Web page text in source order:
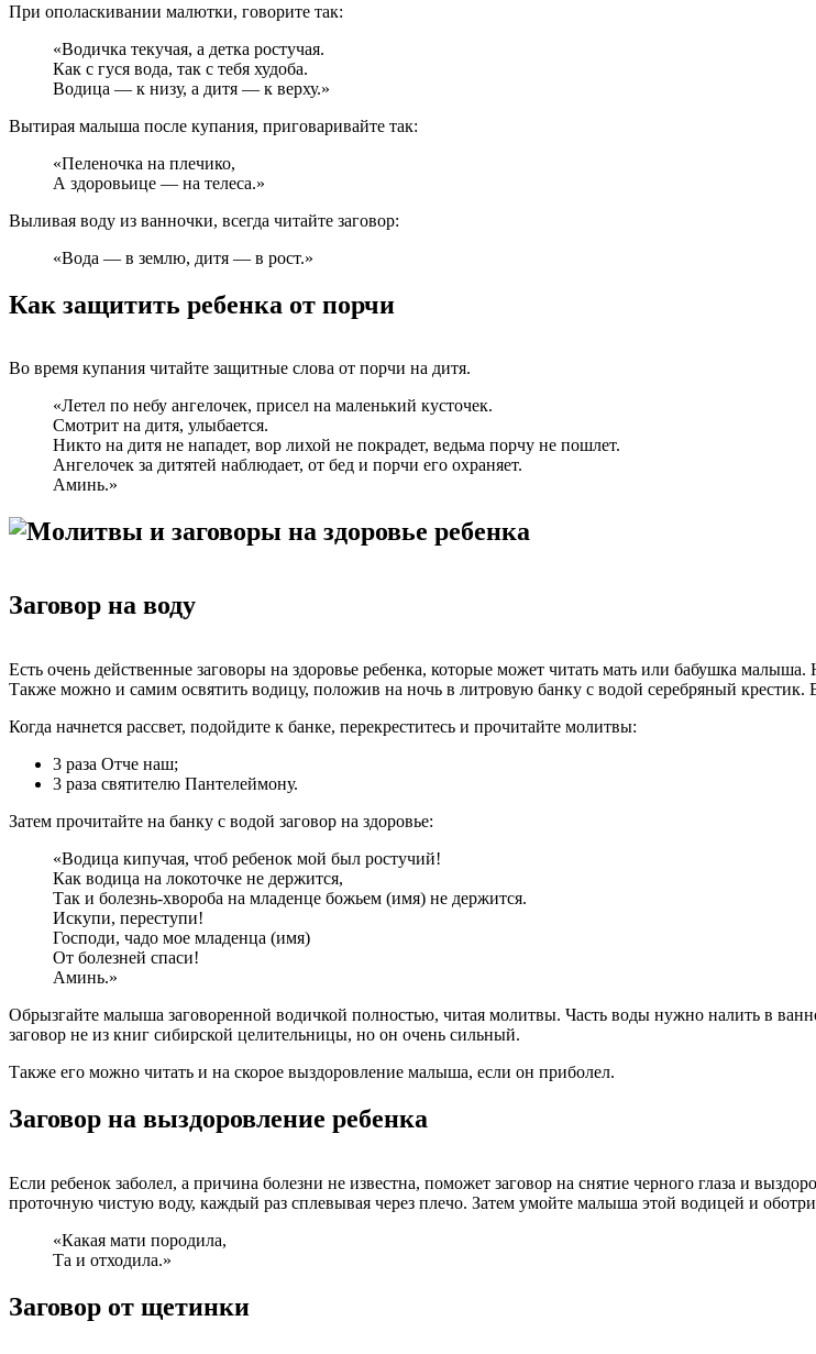
При ополаскивании малютки, говорите так:
«Водичка текучая, а детка ростучая.
Как с гуся вода, так с тебя худоба.
Водица — к низу, а дитя — к верху.»
Вытирая малыша после купания, приговаривайте так:
«Пеленочка на плечико,
А здоровьице — на телеса.»
Выливая воду из ванночки, всегда читайте заговор:
«Вода — в землю, дитя — в рост.»
Как защитить ребенка от порчи
Во время купания читайте защитные слова от порчи на дитя.
«Летел по небу ангелочек, присел на маленький кусточек.
Смотрит на дитя, улыбается.
Никто на дитя не нападет, вор лихой не покрадет, ведьма порчу не пошлет.
Ангелочек за дитятей наблюдает, от бед и порчи его охраняет.
Аминь.»
Заговор на воду
Есть очень действенные заговоры на здоровье ребенка, которые может читать мать или бабушка
Также можно и самим освятить водицу, положив на ночь в литровую банку с водой серебряный
Когда начнется рассвет, подойдите к банке, перекреститесь и прочитайте молитвы:
3 раза Отче наш;
3 раза святителю Пантелеймону.
Затем прочитайте на банку с водой заговор на здоровье:
«Водица кипучая, чтоб ребенок мой был ростучий!
Как водица на локоточке не держится,
Так и болезнь-хвороба на младенце божьем (имя) не держится.
Искупи, переступи!
Господи, чадо мое младенца (имя)
От болезней спаси!
Аминь.»
Обрызгайте малыша заговоренной водичкой полностью, читая молитвы. Часть воды нужно налить в
заговор не из книг сибирской целительницы, но он очень сильный.
Также его можно читать и на скорое выздоровление малыша, если он приболел.
Заговор на выздоровление ребенка
Если ребенок заболел, а причина болезни не известна, поможет заговор на снятие черного глаза и
проточную чистую воду, каждый раз сплевывая через плечо. Затем умойте малыша этой водицей и
«Какая мати породила,
Та и отходила.»
Заговор от щетинки